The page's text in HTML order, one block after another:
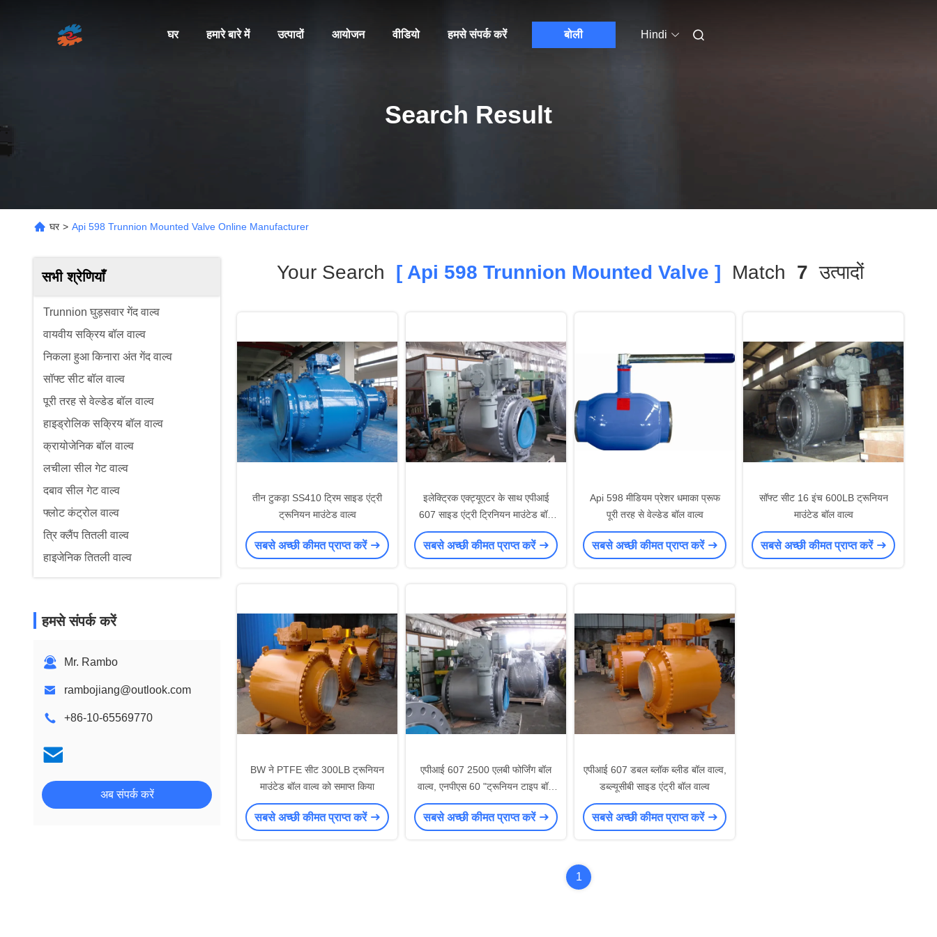
घर हमारे बारे में उत्पादों आयोजन वीडियो हमसे संपर्क करें बोली Hindi
Search Result
घर > Api 598 Trunnion Mounted Valve Online Manufacturer
सभी श्रेणियाँ
Trunnion घुड़सवार गेंद वाल्व
वायवीय सक्रिय बॉल वाल्व
निकला हुआ किनारा अंत गेंद वाल्व
सॉफ्ट सीट बॉल वाल्व
पूरी तरह से वेल्डेड बॉल वाल्व
हाइड्रोलिक सक्रिय बॉल वाल्व
क्रायोजेनिक बॉल वाल्व
लचीला सील गेट वाल्व
दबाव सील गेट वाल्व
फ्लोट कंट्रोल वाल्व
त्रि क्लैंप तितली वाल्व
हाइजेनिक तितली वाल्व
हमसे संपर्क करें
Mr. Rambo
rambojiang@outlook.com
+86-10-65569770
अब संपर्क करें
Your Search [ Api 598 Trunnion Mounted Valve ] Match 7 उत्पादों
तीन टुकड़ा SS410 ट्रिम साइड एंट्री
ट्रूनियन माउंटेड वाल्व
सबसे अच्छी कीमत प्राप्त करें
इलेक्ट्रिक एक्ट्यूएटर के साथ एपीआई
607 साइड एंट्री ट्रिनियन माउंटेड बॉल
वाल्व
सबसे अच्छी कीमत प्राप्त करें
Api 598 मीडियम प्रेशर धमाका प्रूफ
पूरी तरह से वेल्डेड बॉल वाल्व
सबसे अच्छी कीमत प्राप्त करें
सॉफ्ट सीट 16 इंच 600LB ट्रूनियन
माउंटेड बॉल वाल्व
सबसे अच्छी कीमत प्राप्त करें
BW ने PTFE सीट 300LB ट्रूनियन
माउंटेड बॉल वाल्व को समाप्त किया
सबसे अच्छी कीमत प्राप्त करें
एपीआई 607 2500 एलबी फोर्जिंग बॉल
वाल्व, एनपीएस 60 "ट्रूनियन टाइप बॉल
वाल्व
सबसे अच्छी कीमत प्राप्त करें
एपीआई 607 डबल ब्लॉक ब्लीड बॉल वाल्व,
डब्ल्यूसीबी साइड एंट्री बॉल वाल्व
सबसे अच्छी कीमत प्राप्त करें
1